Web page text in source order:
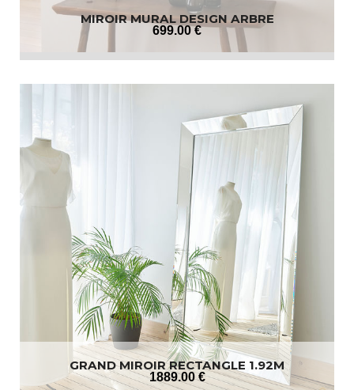
MIROIR MURAL DESIGN ARBRE
699.00 €
GRAND MIROIR RECTANGLE 1.92M
1889.00 €